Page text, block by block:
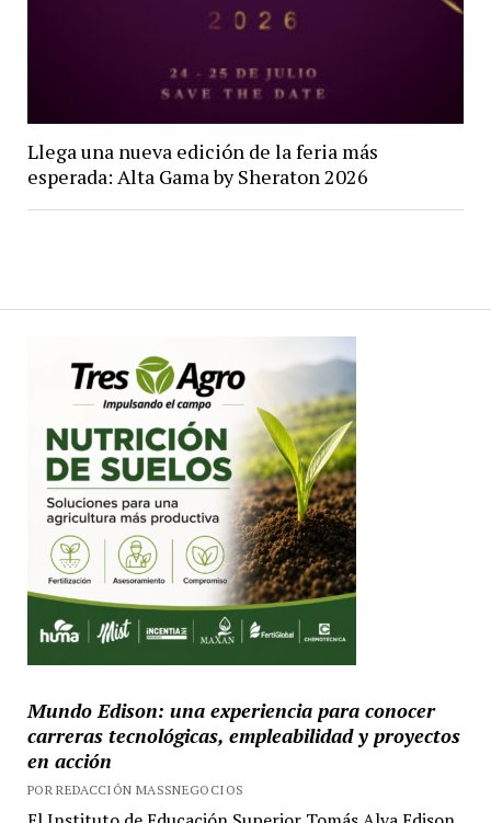
Llega una nueva edición de la feria más
esperada: Alta Gama by Sheraton 2026
Mundo Edison: una experiencia para conocer
carreras tecnológicas, empleabilidad y proyectos
en acción
POR REDACCIÓN MASSNEGOCIOS